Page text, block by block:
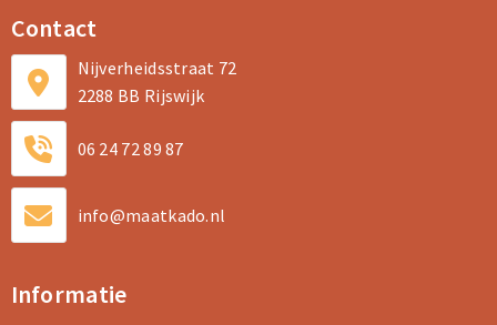
Contact
Nijverheidsstraat 72
2288 BB Rijswijk
06 24 72 89 87
info@maatkado.nl
Informatie